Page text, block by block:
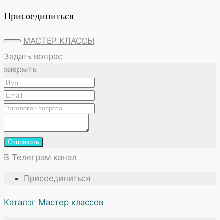
Присоединиться
МАСТЕР КЛАССЫ
Задать вопрос
закрыть
Отправить
В Телеграм канал
Присоединиться
Каталог Мастер классов